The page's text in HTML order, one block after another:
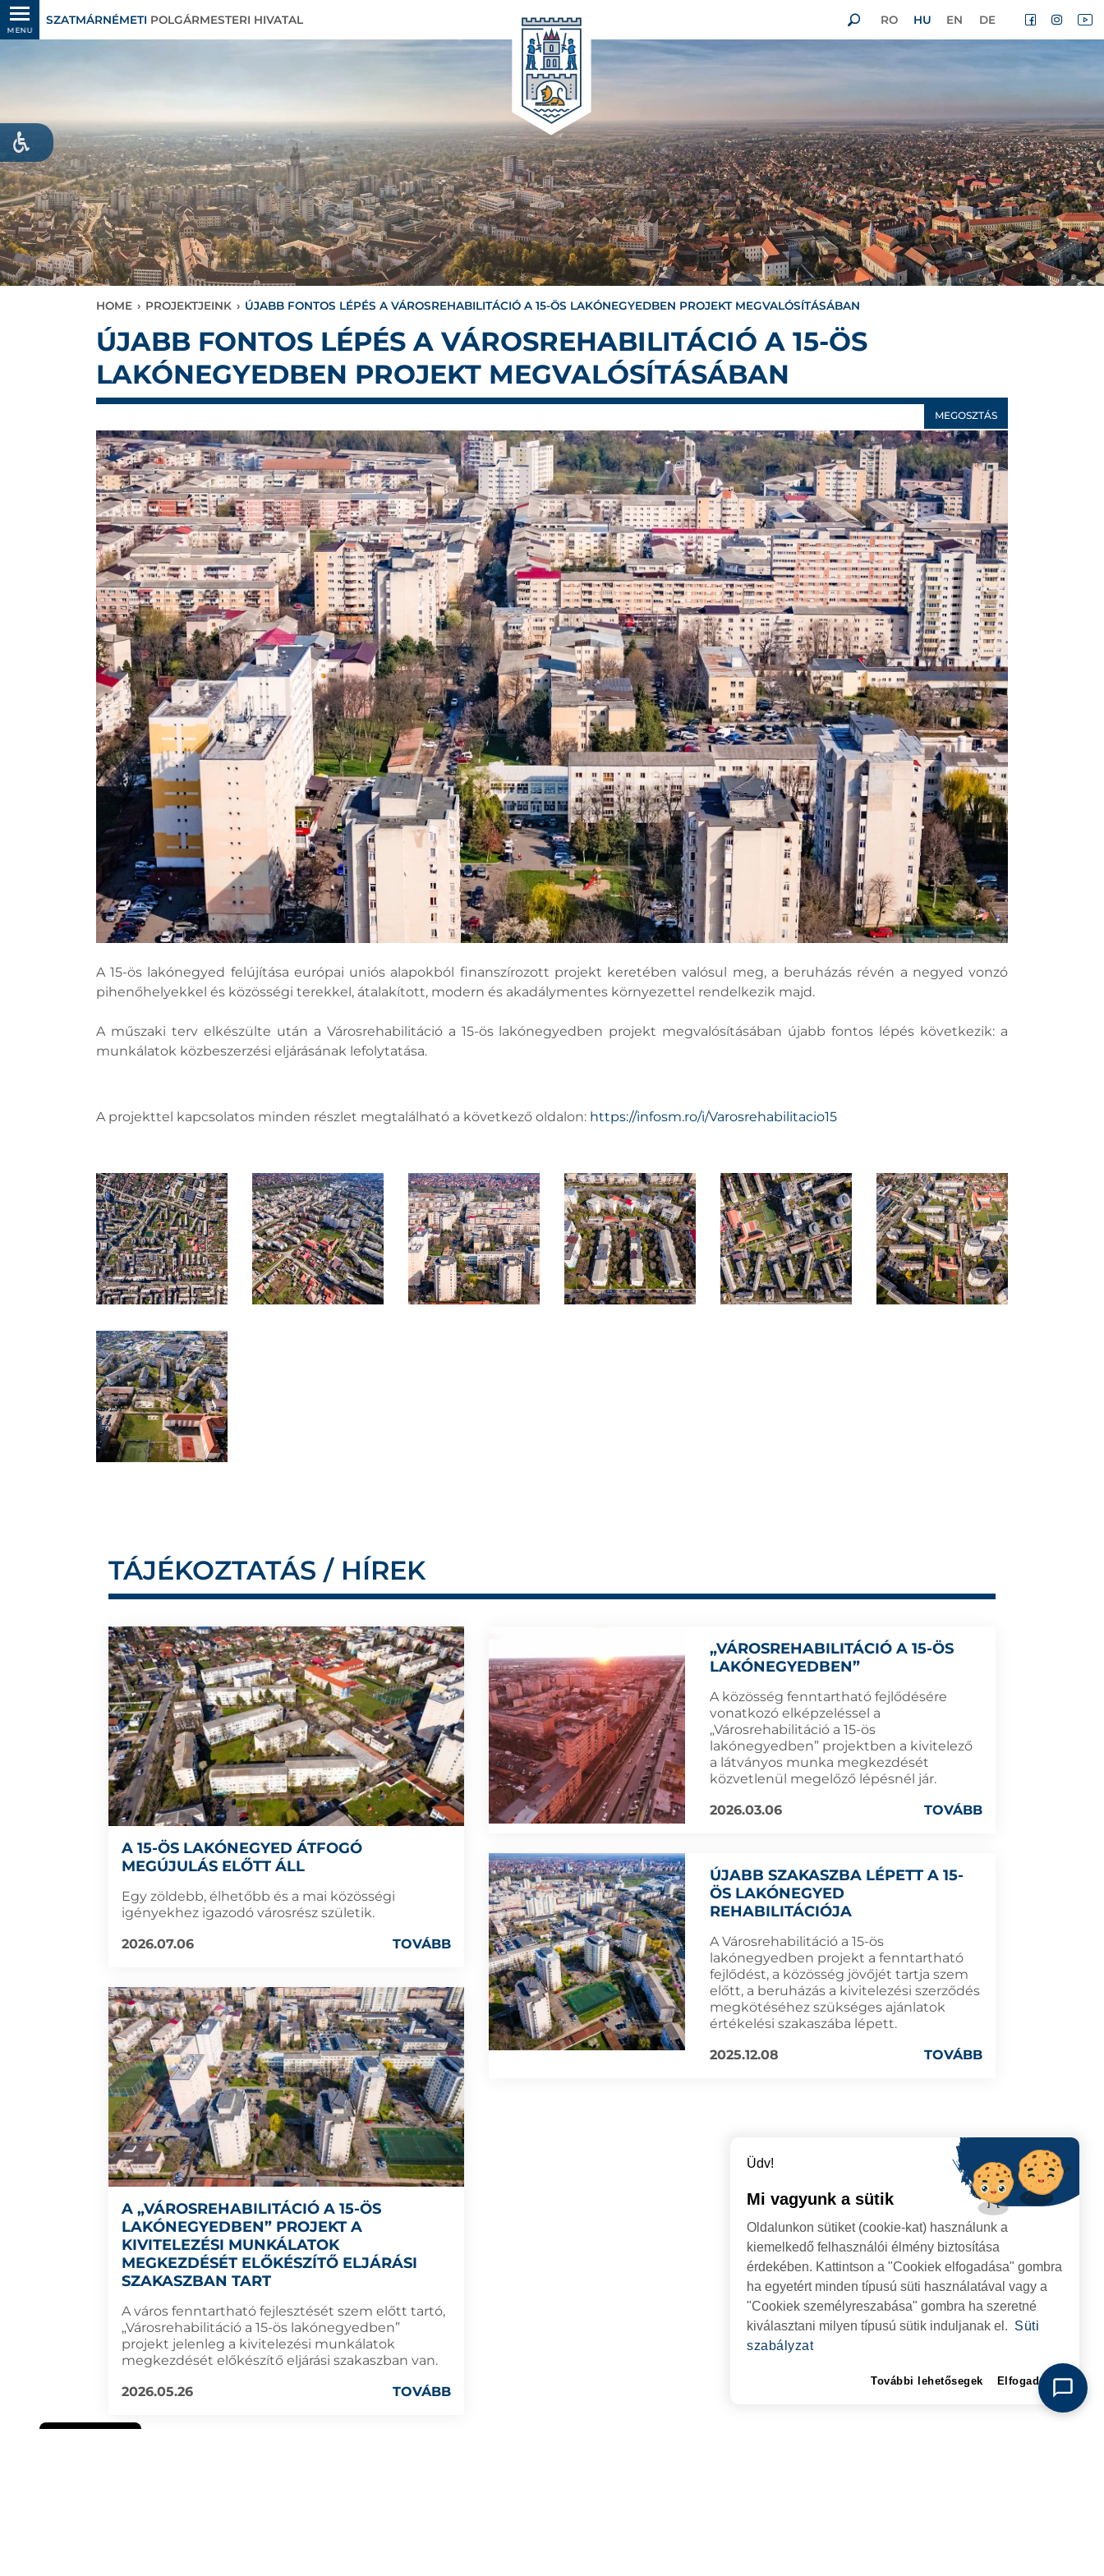
MENU
SZATMÁRNÉMETI POLGÁRMESTERI HIVATAL RO HU EN DE
HOME › PROJEKTJEINK › ÚJABB FONTOS LÉPÉS A VÁROSREHABILITÁCIÓ A 15-ÖS LAKÓNEGYEDBEN PROJEKT MEGVALÓSÍTÁSÁBAN
ÚJABB FONTOS LÉPÉS A VÁROSREHABILITÁCIÓ A 15-ÖS
LAKÓNEGYEDBEN PROJEKT MEGVALÓSÍTÁSÁBAN
MEGOSZTÁS
A 15-ös lakónegyed felújítása európai uniós alapokból finanszírozott projekt keretében valósul meg, a beruházás révén a negyed vonzó
pihenőhelyekkel és közösségi terekkel, átalakított, modern és akadálymentes környezettel rendelkezik majd.
A műszaki terv elkészülte után a Városrehabilitáció a 15-ös lakónegyedben projekt megvalósításában újabb fontos lépés következik: a
munkálatok közbeszerzési eljárásának lefolytatása.
A projekttel kapcsolatos minden részlet megtalálható a következő oldalon: https://infosm.ro/i/Varosrehabilitacio15
TÁJÉKOZTATÁS / HÍREK
A 15-ÖS LAKÓNEGYED ÁTFOGÓ
MEGÚJULÁS ELŐTT ÁLL
Egy zöldebb, élhetőbb és a mai közösségi
igényekhez igazodó városrész születik.
2026.07.06
TOVÁBB
A „VÁROSREHABILITÁCIÓ A 15-ÖS
LAKÓNEGYEDBEN” PROJEKT A
KIVITELEZÉSI MUNKÁLATOK
MEGKEZDÉSÉT ELŐKÉSZÍTŐ ELJÁRÁSI
SZAKASZBAN TART
A város fenntartható fejlesztését szem előtt tartó,
„Városrehabilitáció a 15-ös lakónegyedben”
projekt jelenleg a kivitelezési munkálatok
megkezdését előkészítő eljárási szakaszban van.
2026.05.26
TOVÁBB
„VÁROSREHABILITÁCIÓ A 15-ÖS
LAKÓNEGYEDBEN”
A közösség fenntartható fejlődésére
vonatkozó elképzeléssel a
„Városrehabilitáció a 15-ös
lakónegyedben” projektben a kivitelező
a látványos munka megkezdését
közvetlenül megelőző lépésnél jár.
2026.03.06
TOVÁBB
ÚJABB SZAKASZBA LÉPETT A 15-
ÖS LAKÓNEGYED
REHABILITÁCIÓJA
A Városrehabilitáció a 15-ös
lakónegyedben projekt a fenntartható
fejlődést, a közösség jövőjét tartja szem
előtt, a beruházás a kivitelezési szerződés
megkötéséhez szükséges ajánlatok
értékelési szakaszába lépett.
2025.12.08
TOVÁBB
Üdv!
Mi vagyunk a sütik
Oldalunkon sütiket (cookie-kat) használunk a
kiemelkedő felhasználói élmény biztosítása
érdekében. Kattintson a "Cookiek elfogadása" gombra
ha egyetért minden típusú süti használatával vagy a
"Cookiek személyreszabása" gombra ha szeretné
kiválasztani milyen típusú sütik induljanak el. Süti
szabályzat
További lehetősegek Elfogadom